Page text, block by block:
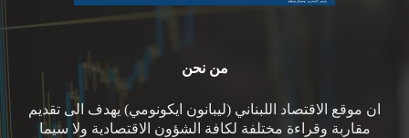
من نحن
ان موقع الاقتصاد اللبناني (ليبانون ايكونومي) يهدف الى تقديم
مقاربة وقراءة مختلفة لكافة الشؤون الاقتصادية ولا سيما